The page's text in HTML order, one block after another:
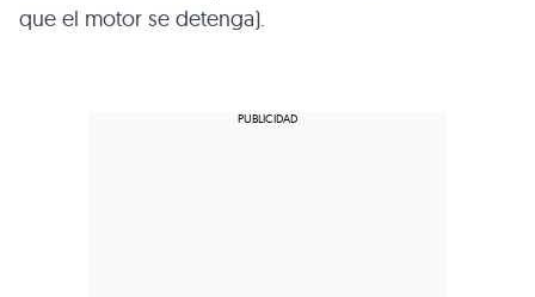
que el motor se detenga).